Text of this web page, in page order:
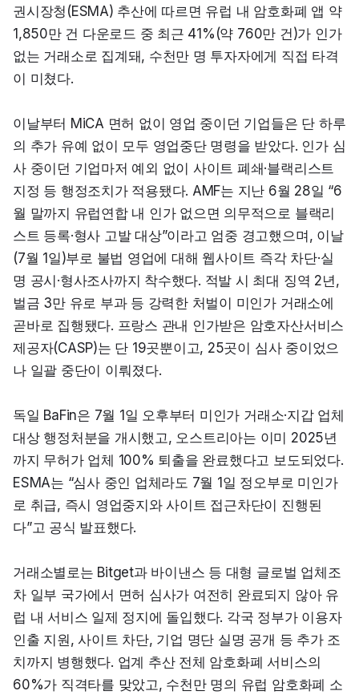
권시장청(ESMA) 추산에 따르면 유럽 내 암호화폐 앱 약
1,850만 건 다운로드 중 최근 41%(약 760만 건)가 인가
없는 거래소로 집계돼, 수천만 명 투자자에게 직접 타격
이 미쳤다.
이날부터 MiCA 면허 없이 영업 중이던 기업들은 단 하루
의 추가 유예 없이 모두 영업중단 명령을 받았다. 인가 심
사 중이던 기업마저 예외 없이 사이트 폐쇄·블랙리스트
지정 등 행정조치가 적용됐다. AMF는 지난 6월 28일 “6
월 말까지 유럽연합 내 인가 없으면 의무적으로 블랙리
스트 등록·형사 고발 대상”이라고 엄중 경고했으며, 이날
(7월 1일)부로 불법 영업에 대해 웹사이트 즉각 차단·실
명 공시·형사조사까지 착수했다. 적발 시 최대 징역 2년,
벌금 3만 유로 부과 등 강력한 처벌이 미인가 거래소에
곧바로 집행됐다. 프랑스 관내 인가받은 암호자산서비스
제공자(CASP)는 단 19곳뿐이고, 25곳이 심사 중이었으
나 일괄 중단이 이뤄졌다.
독일 BaFin은 7월 1일 오후부터 미인가 거래소·지갑 업체
대상 행정처분을 개시했고, 오스트리아는 이미 2025년
까지 무허가 업체 100% 퇴출을 완료했다고 보도되었다.
ESMA는 “심사 중인 업체라도 7월 1일 정오부로 미인가
로 취급, 즉시 영업중지와 사이트 접근차단이 진행된
다”고 공식 발표했다.
거래소별로는 Bitget과 바이낸스 등 대형 글로벌 업체조
차 일부 국가에서 면허 심사가 여전히 완료되지 않아 유
럽 내 서비스 일제 정지에 돌입했다. 각국 정부가 이용자
인출 지원, 사이트 차단, 기업 명단 실명 공개 등 추가 조
치까지 병행했다. 업계 추산 전체 암호화폐 서비스의
60%가 직격타를 맞았고, 수천만 명의 유럽 암호화폐 소